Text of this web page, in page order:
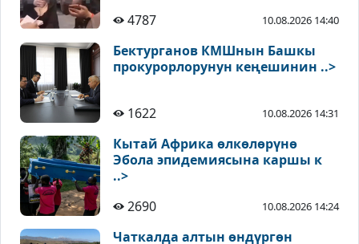
4787
10.08.2026 14:40
Бектурганов КМШнын Башкы
прокурорлорунун кеңешинин ..>
1622 10.08.2026 14:31
Кытай Африка өлкөлөрүнө
Эбола эпидемиясына каршы к
..>
2690
10.08.2026 14:24
Чаткалда алтын өндүргөн